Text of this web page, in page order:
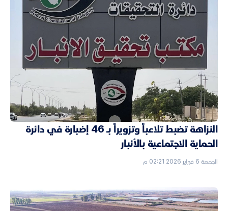
النزاهة تضبط تلاعباً وتزويراً بـ 46 إضبارة في دائرة
الحماية الاجتماعية بالأنبار
الجمعة 6 فبراير 2026 02:21 م